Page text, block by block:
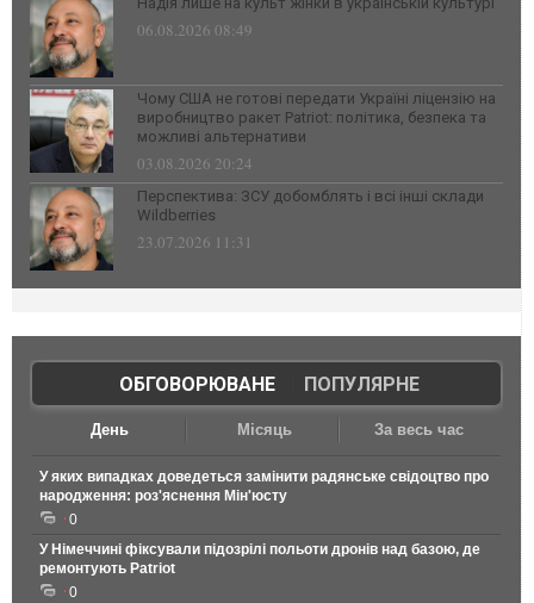
06.08.2026 08:49
Чому США не готові передати Україні ліцензію на
виробництво ракет Patriot: політика, безпека та
можливі альтернативи
03.08.2026 20:24
Перспектива: ЗСУ добомблять і всі інші склади
Wildberries
23.07.2026 11:31
ОБГОВОРЮВАНЕ| ПОПУЛЯРНЕ
День Місяць За весь час
У яких випадках доведеться замінити радянське свідоцтво про
народження: роз'яснення Мін'юсту
0
У Німеччині фіксували підозрілі польоти дронів над базою, де
ремонтують Patriot
0